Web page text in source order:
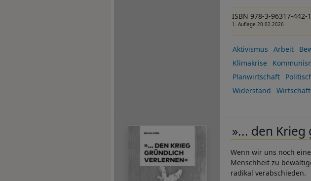
ISBN 978-3-96317-442-1
1. Auflage 20.02.2026
Aktivismus Arbeit
Klimakrise
Planwirtschaft
Widerstand
»... den
Wenn wir uns noch
Menschheit zu
radikal verabschieden.